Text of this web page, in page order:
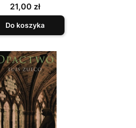
Cena
21,00 zł
Do koszyka